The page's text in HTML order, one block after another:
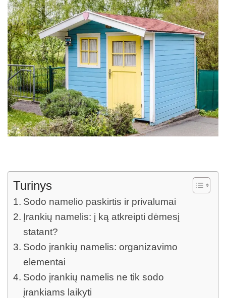
Turinys
Sodo namelio paskirtis ir privalumai
Įrankių namelis: į ką atkreipti dėmesį
statant?
Sodo įrankių namelis: organizavimo
elementai
Sodo įrankių namelis ne tik sodo
įrankiams laikyti